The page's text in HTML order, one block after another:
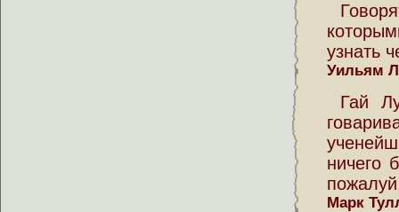
узнать
Уильям
Гай
ничего
Марк